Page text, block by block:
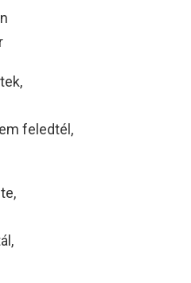
feledtél,